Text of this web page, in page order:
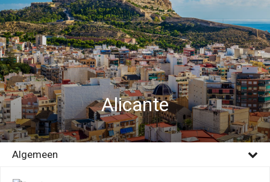
Hotels
Autohuur
Vlucht+hotelAlicante
Algemeen
Bezienswaardigheden